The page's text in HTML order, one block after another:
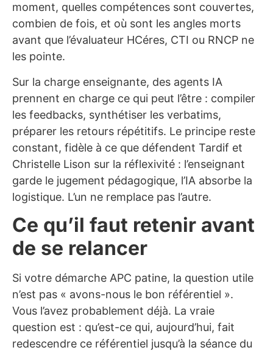
moment, quelles compétences sont couvertes,
combien de fois, et où sont les angles morts
avant que l’évaluateur HCéres, CTI ou RNCP ne
les pointe.
Sur la charge enseignante, des agents IA
prennent en charge ce qui peut l’être : compiler
les feedbacks, synthétiser les verbatims,
préparer les retours répétitifs. Le principe reste
constant, fidèle à ce que défendent Tardif et
Christelle Lison sur la réflexivité : l’enseignant
garde le jugement pédagogique, l’IA absorbe la
logistique. L’un ne remplace pas l’autre.
Ce qu’il faut retenir avant
de se relancer
Si votre démarche APC patine, la question utile
n’est pas « avons-nous le bon référentiel ».
Vous l’avez probablement déjà. La vraie
question est : qu’est-ce qui, aujourd’hui, fait
redescendre ce référentiel jusqu’à la séance du